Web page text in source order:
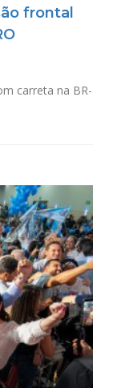
frontal
carreta na BR-